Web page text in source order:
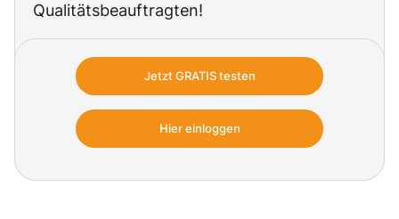
Qualitätsbeauftragten!
Einführung, Umsetzung und Überwachung
der neuen Qualitätsstandards in der
Altenpflege, damit Sie dort Leistung zeigen,
wo der MD sein Augenmerk hat.
Jetzt GRATIS testen
Hier einloggen